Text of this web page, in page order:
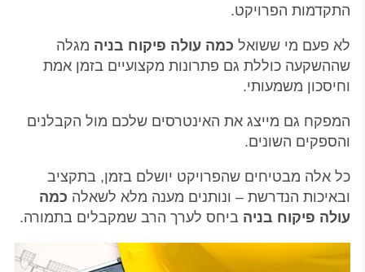
התקדמות הפרויקט.
לא פעם מי ששואל כמה עולה פיקוח בניה מגלה
שההשקעה כוללת גם פתרונות מקצועיים בזמן אמת
וחיסכון משמעותי.
המפקח גם מייצג את האינטרסים שלכם מול הקבלנים
והספקים השונים.
כל אלה מבטיחים שהפרויקט יושלם בזמן, בתקציב
ובאיכות הנדרשת – ונותנים מענה מלא לשאלה כמה
עולה פיקוח בניה ביחס לערך הרב שמקבלים בתמורה.